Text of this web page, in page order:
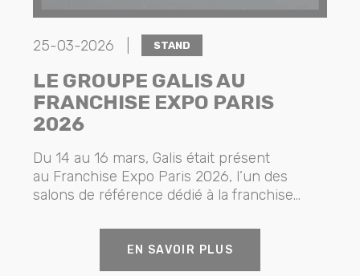
25-03-2026 | STAND
LE GROUPE GALIS AU
FRANCHISE EXPO PARIS
2026
Du 14 au 16 mars, Galis était présent
au Franchise Expo Paris 2026, l’un des
salons de référence dédié à la franchise...
EN SAVOIR PLUS